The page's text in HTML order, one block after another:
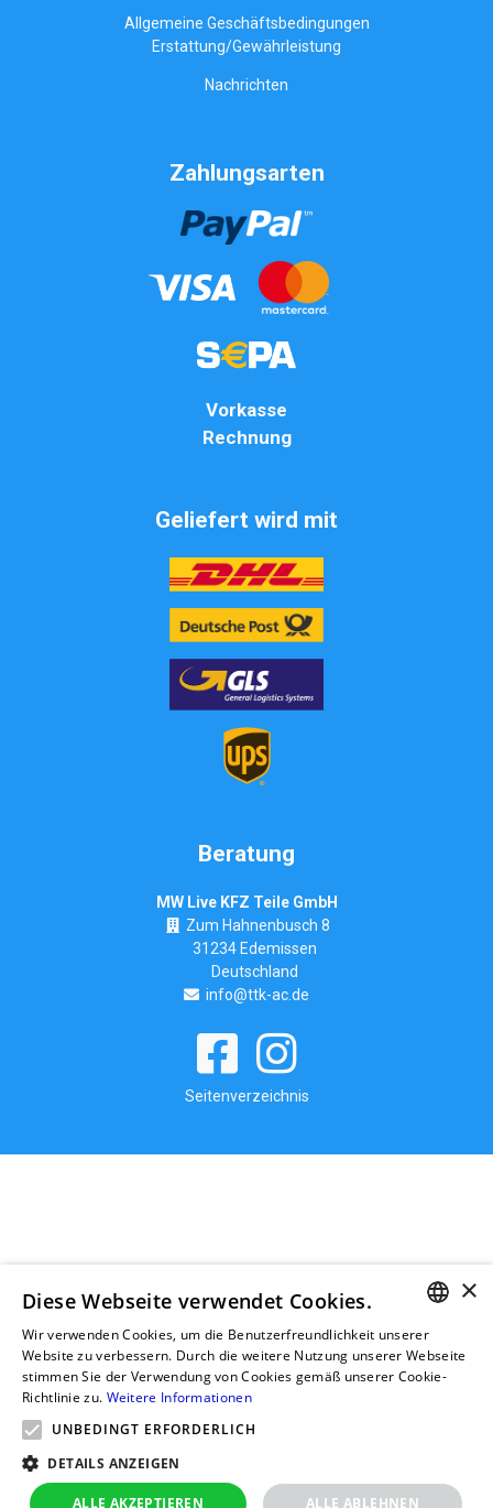
Allgemeine Geschäftsbedingungen
Erstattung/Gewährleistung
Nachrichten
Zahlungsarten
Vorkasse
Rechnung
Geliefert wird mit
Beratung
MW Live KFZ Teile GmbH
Zum Hahnenbusch 8
31234 Edemissen
Deutschland
info@ttk-ac.de
Seitenverzeichnis
GERMAN
RUSSIAN
×
Diese Webseite verwendet Cookies.
Wir verwenden Cookies, um die Benutzerfreundlichkeit unserer
Website zu verbessern. Durch die weitere Nutzung unserer Webseite
stimmen Sie der Verwendung von Cookies gemäß unserer Cookie-
Richtlinie zu. Weitere Informationen
UNBEDINGT ERFORDERLICH
DETAILS ANZEIGEN
ALLE AKZEPTIEREN ALLE ABLEHNEN